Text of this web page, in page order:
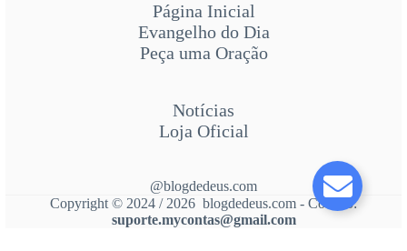
Página Inicial
Evangelho do Dia
Peça uma Oração
Notícias
Loja Oficial
@blogdedeus.com
Copyright © 2024 / 2026 blogdedeus.com - Contato:
suporte.mycontas@gmail.com